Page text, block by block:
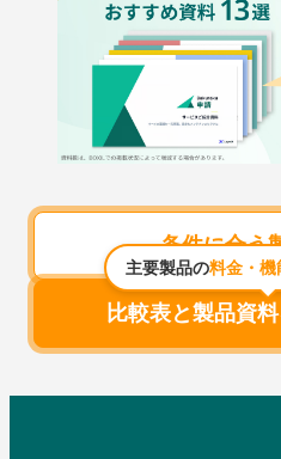
条件に合う
主要製品の料金・機
比較表と製品資